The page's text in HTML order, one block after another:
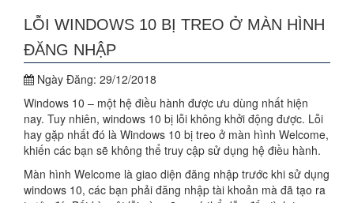
LỖI WINDOWS 10 BỊ TREO Ở MÀN HÌNH
ĐĂNG NHẬP
Ngày Đăng: 29/12/2018
Windows 10 – một hệ điều hành được ưu dùng nhất hiện
nay. Tuy nhiên, windows 10 bị lỗi không khởi động được. Lỗi
hay gặp nhất đó là Windows 10 bị treo ở màn hình Welcome,
khiến các bạn sẽ không thể truy cập sử dụng hệ điều hành.
Màn hình Welcome là giao diện đăng nhập trước khi sử dụng
windows 10, các bạn phải đăng nhập tài khoản mà đã tạo ra